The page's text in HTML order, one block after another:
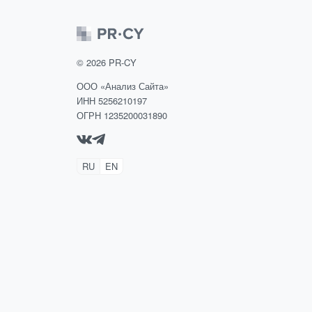
© 2026 PR-CY
ООО «Анализ Сайта»
ИНН 5256210197
ОГРН 1235200031890
RU EN